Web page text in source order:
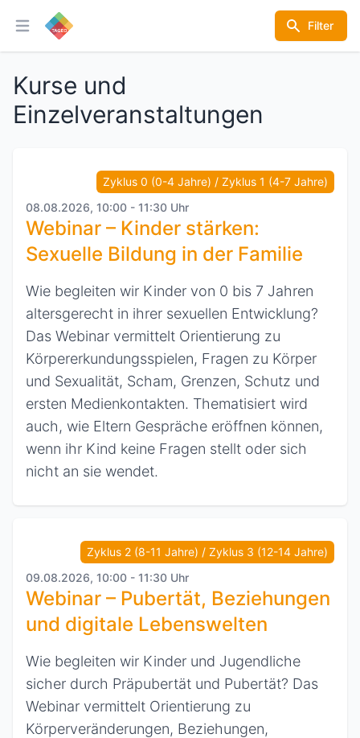
Hauptmenü öffnen
Filter
Kurse und
Einzelveranstaltungen
Zyklus 0 (0-4 Jahre) / Zyklus 1 (4-7 Jahre)
08.08.2026, 10:00 - 11:30 Uhr
Webinar – Kinder stärken:
Sexuelle Bildung in der Familie
Wie begleiten wir Kinder von 0 bis 7 Jahren
altersgerecht in ihrer sexuellen Entwicklung?
Das Webinar vermittelt Orientierung zu
Körpererkundungsspielen, Fragen zu Körper
und Sexualität, Scham, Grenzen, Schutz und
ersten Medienkontakten. Thematisiert wird
auch, wie Eltern Gespräche eröffnen können,
wenn ihr Kind keine Fragen stellt oder sich
nicht an sie wendet.
Zyklus 2 (8-11 Jahre) / Zyklus 3 (12-14 Jahre)
09.08.2026, 10:00 - 11:30 Uhr
Webinar – Pubertät, Beziehungen
und digitale Lebenswelten
Wie begleiten wir Kinder und Jugendliche
sicher durch Präpubertät und Pubertät? Das
Webinar vermittelt Orientierung zu
Körperveränderungen, Beziehungen,